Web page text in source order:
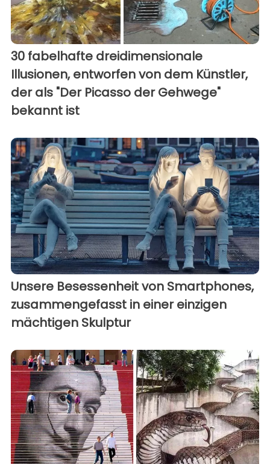
30 fabelhafte dreidimensionale
Illusionen, entworfen von dem Künstler,
der als "Der Picasso der Gehwege"
bekannt ist
Unsere Besessenheit von Smartphones,
zusammengefasst in einer einzigen
mächtigen Skulptur